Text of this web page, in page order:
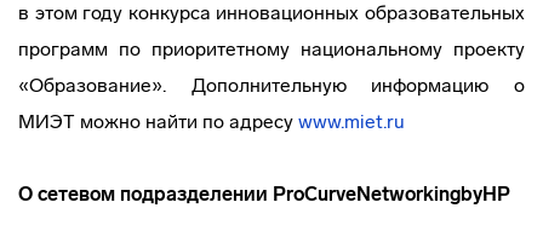
в этом году конкурса инновационных образовательных
программ по приоритетному национальному проекту
«Образование». Дополнительную информацию о
МИЭТ можно найти по адресу www.miet.ru
О сетевом подразделении ProCurveNetworkingbyHP